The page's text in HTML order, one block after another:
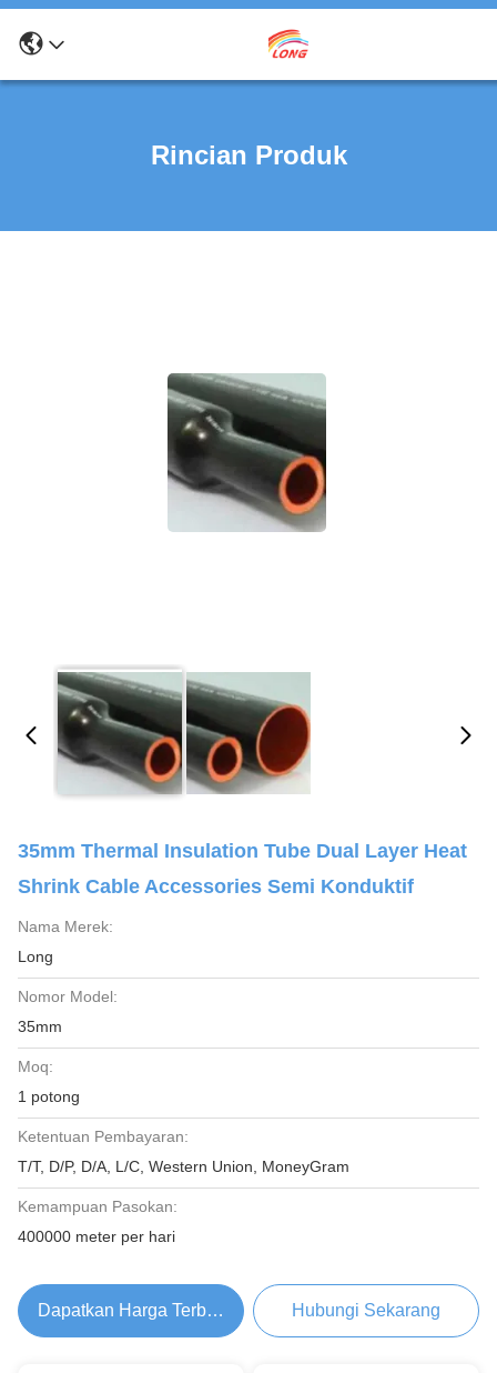
Rincian Produk
35mm Thermal Insulation Tube Dual Layer Heat
Shrink Cable Accessories Semi Konduktif
Nama Merek:
Long
Nomor Model:
35mm
Moq:
1 potong
Ketentuan Pembayaran:
T/T, D/P, D/A, L/C, Western Union, MoneyGram
Kemampuan Pasokan:
400000 meter per hari
Dapatkan Harga Terbaik Hubungi Sekarang